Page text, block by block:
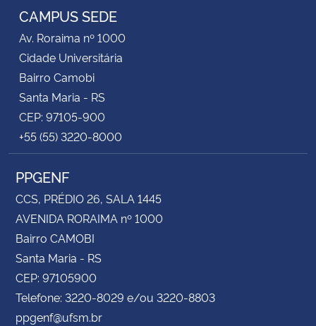
Secretaria-Geral
Secretaria de Governo
Gabinete de Segurança Institucional
Advocacia-Geral da União
Banco Central do Brasil
CAMPUS SEDE
Av. Roraima nº 1000
Cidade Universitária
Bairro Camobi
Santa Maria - RS
CEP: 97105-900
+55 (55) 3220-8000
PPGENF
CCS, PRÉDIO 26, SALA 1445
AVENIDA RORAIMA nº 1000
Bairro CAMOBI
Santa Maria - RS
CEP: 97105900
Telefone: 3220-8029 e/ou 3220-8803
ppgenf@ufsm.br